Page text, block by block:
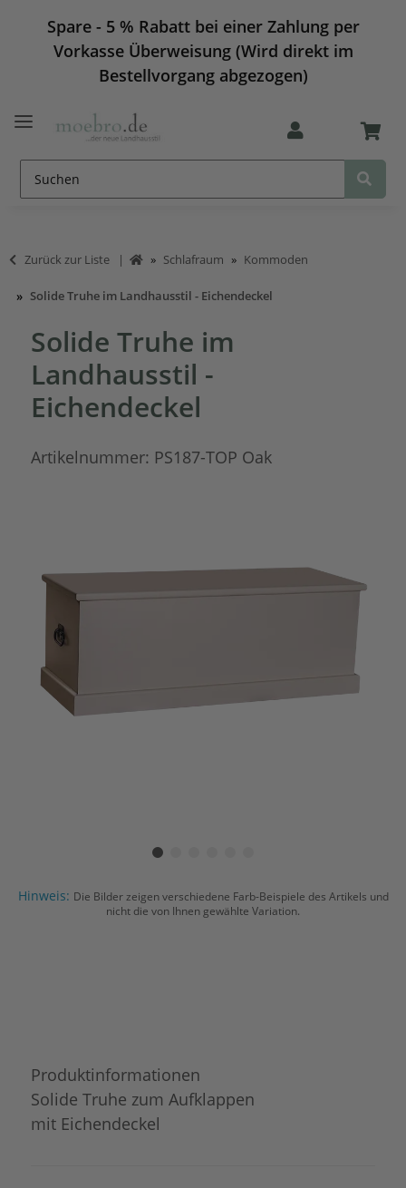
Spare - 5 % Rabatt bei einer Zahlung per
Vorkasse Überweisung (Wird direkt im
Bestellvorgang abgezogen)
Zurück zur Liste Schlafraum Kommoden
Solide Truhe im Landhausstil - Eichendeckel
Solide Truhe im
Landhausstil -
Eichendeckel
Artikelnummer: PS187-TOP Oak
Hinweis: Die Bilder zeigen verschiedene Farb-Beispiele des Artikels und
nicht die von Ihnen gewählte Variation.
Produktinformationen
Solide Truhe zum Aufklappen
mit Eichendeckel